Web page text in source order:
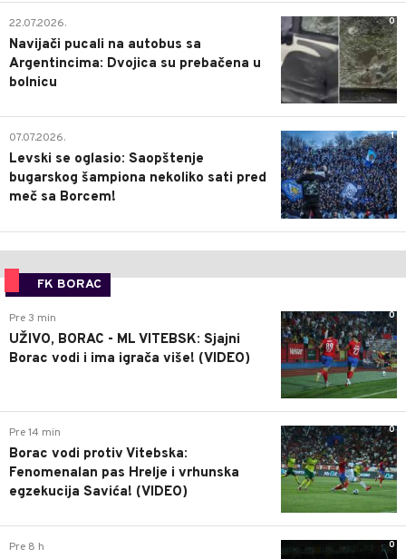
0
22.07.2026.
Navijači pucali na autobus sa
Argentincima: Dvojica su prebačena u
bolnicu
1
07.07.2026.
Levski se oglasio: Saopštenje
bugarskog šampiona nekoliko sati pred
meč sa Borcem!
FK BORAC
0
Pre 3 min
UŽIVO, BORAC - ML VITEBSK: Sjajni
Borac vodi i ima igrača više! (VIDEO)
0
Pre 14 min
Borac vodi protiv Vitebska:
Fenomenalan pas Hrelje i vrhunska
egzekucija Savića! (VIDEO)
0
Pre 8 h